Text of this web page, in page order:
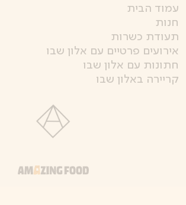
עמוד הבית
חנות
תעודת כשרות
אירועים פרטיים עם אלון שבו
חתונות עם אלון שבו
קריירה באלון שבו